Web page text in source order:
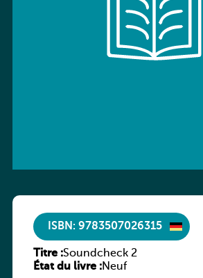
ISBN: 9783507026315
Titre :Soundcheck 2
État du livre :Neuf